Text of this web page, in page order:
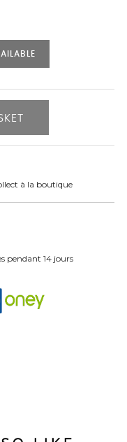
à la boutique
pendant 14 jours